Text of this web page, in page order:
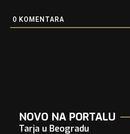
0 KOMENTARA
NOVO NA PORTALU
Tarja u Beogradu